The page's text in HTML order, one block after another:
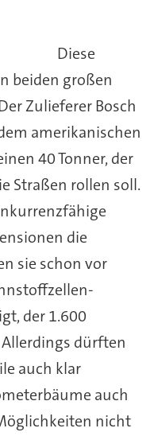
Diese
beiden großen
Zulieferer Bosch
amerikanischen
40 Tonner, der
Straßen rollen soll.
die
sie schon vor
der 1.600
dürften
auch klar
auch
nicht